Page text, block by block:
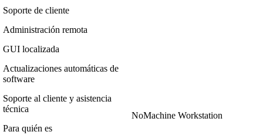
Soporte de cliente
Administración remota
GUI localizada
Actualizaciones automáticas de
software
Soporte al cliente y asistencia
técnica
Para quién es
NoMachine Workstation